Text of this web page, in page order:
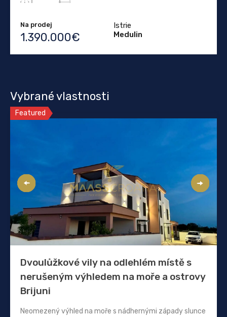
Na prodej
1.390.000€
Istrie
Medulin
Vybrané vlastnosti
Featured
Dvoulůžkové vily na odlehlém místě s
nerušeným výhledem na moře a ostrovy
Brijuni
Neomezený výhled na moře s nádhernými západy slunce